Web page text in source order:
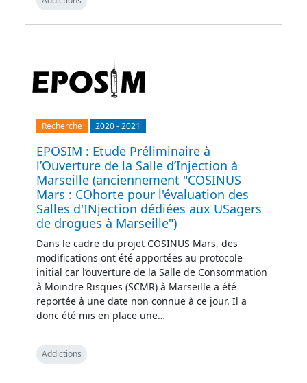
Recherche 2020-2021
EPOSIM : Etude Préliminaire à
l’Ouverture de la Salle d’Injection à
Marseille (anciennement "COSINUS
Mars : COhorte pour l'évaluation des
Salles d'INjection dédiées aux USagers
de drogues à Marseille")
Dans le cadre du projet COSINUS Mars, des
modifications ont été apportées au protocole
initial car l’ouverture de la Salle de Consommation
à Moindre Risques (SCMR) à Marseille a été
reportée à une date non connue à ce jour. Il a
donc été mis en place une…
Addictions